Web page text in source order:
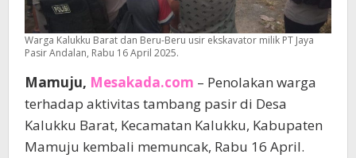
Warga Kalukku Barat dan Beru-Beru usir ekskavator milik PT Jaya
Pasir Andalan, Rabu 16 April 2025.
Mamuju, Mesakada.com – Penolakan warga
terhadap aktivitas tambang pasir di Desa
Kalukku Barat, Kecamatan Kalukku, Kabupaten
Mamuju kembali memuncak, Rabu 16 April.